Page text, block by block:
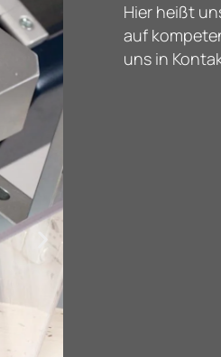
Hier heißt
auf
uns in